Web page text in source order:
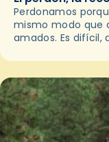
Perdonamos
mismo modo que
amados. Es difícil,
experiencia
de…